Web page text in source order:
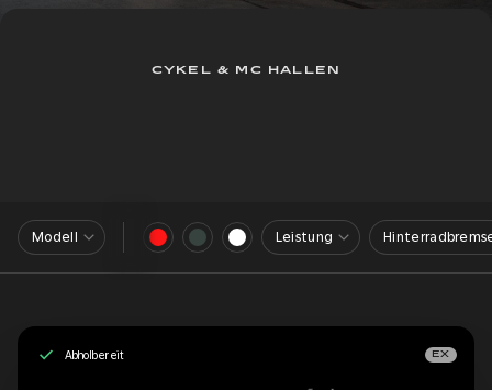
CYKEL & MC HALLEN
Modell Leistung
Abholbereit EX